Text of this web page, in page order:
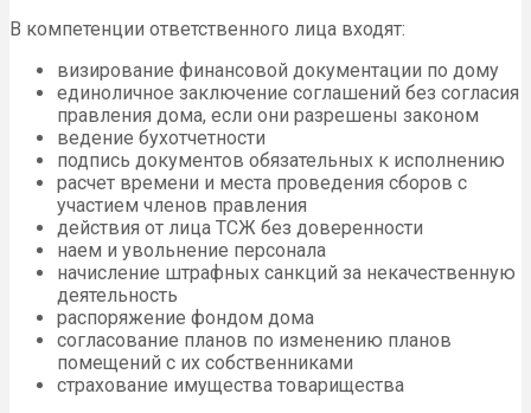
В компетенции ответственного лица входят:
визирование финансовой документации по дому
единоличное заключение соглашений без согласия
правления дома, если они разрешены законом
ведение бухотчетности
подпись документов обязательных к исполнению
расчет времени и места проведения сборов с
участием членов правления
действия от лица ТСЖ без доверенности
наем и увольнение персонала
начисление штрафных санкций за некачественную
деятельность
распоряжение фондом дома
согласование планов по изменению планов
помещений с их собственниками
страхование имущества товарищества